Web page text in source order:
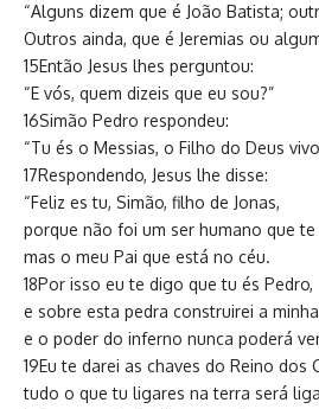
“Alguns dizem que é João Batista;
Outros ainda, que é Jeremias ou
15Então Jesus lhes perguntou:
“E vós, quem dizeis que eu sou?”
16Simão Pedro respondeu:
“Tu és o Messias, o Filho do Deus
17Respondendo, Jesus lhe disse:
“Feliz es tu, Simão, filho de Jonas,
porque não foi um ser humano que te
mas o meu Pai que está no céu.
18Por isso eu te digo que tu és Pedro,
e sobre esta pedra construirei a
e o poder do inferno nunca poderá
19Eu te darei as chaves do Reino dos
tudo o que tu ligares na terra será